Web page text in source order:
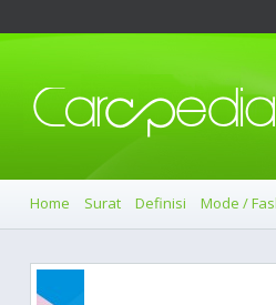
Home Surat Definisi Mode /